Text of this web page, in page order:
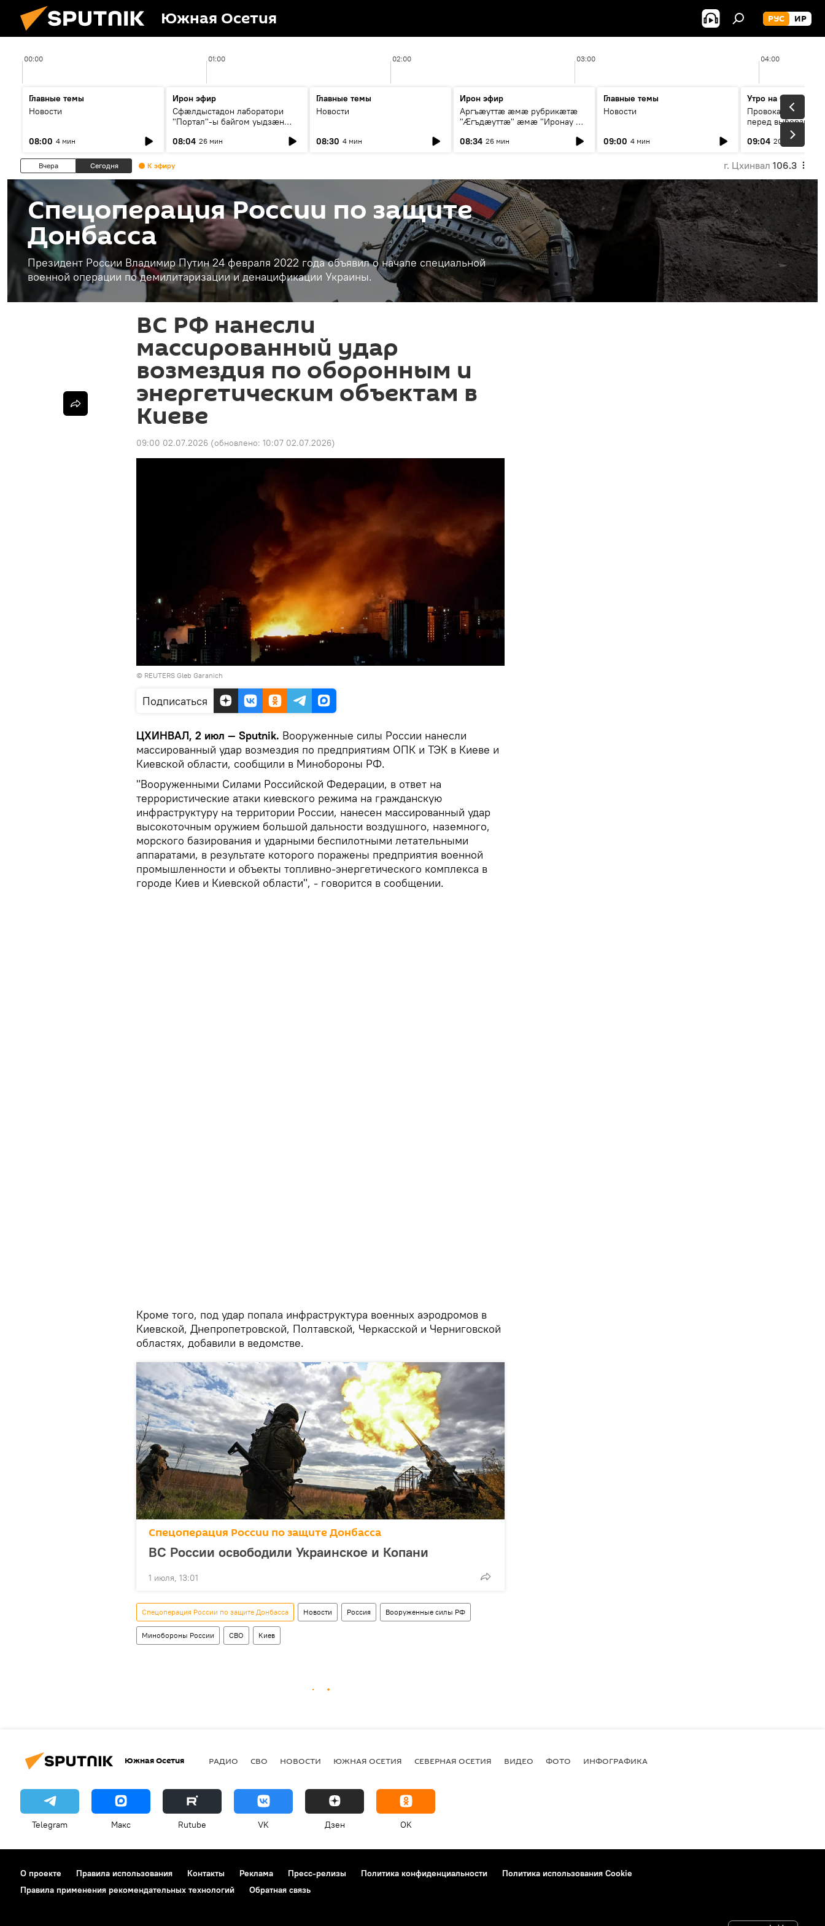
Южная Осетия РУС ИР
00:00 01:00 02:00 03:00 04:00
Главные темы
Новости
08:00 4 мин
Ирон эфир
Сфæлдыстадон лаборатори
"Портал"-ы байгом уыдзæн
Æхсары куыстыты равдыст
08:04 26 мин
Главные темы
Новости
08:30 4 мин
Ирон эфир
Аргъæуттæ æмæ рубрикæтæ
"Æгъдæуттæ" æмæ "Иронау æй
08:34 26 мин
Главные темы
Новости
09:00 4 мин
Утро на Спутнике
Провокации со
перед выборами в
09:04 20 мин
Вчера Сегодня К эфиру г. Цхинвал 106.3
Спецоперация России по защите
Донбасса
Президент России Владимир Путин 24 февраля 2022 года объявил о начале специальной
военной операции по демилитаризации и денацификации Украины.
ВС РФ нанесли
массированный удар
возмездия по оборонным и
энергетическим объектам в
Киеве
09:00 02.07.2026 (обновлено: 10:07 02.07.2026)
© REUTERS Gleb Garanich
Подписаться
ЦХИНВАЛ, 2 июл — Sputnik. Вооруженные силы России нанесли
массированный удар возмездия по предприятиям ОПК и ТЭК в Киеве и
Киевской области, сообщили в Минобороны РФ.
"Вооруженными Силами Российской Федерации, в ответ на
террористические атаки киевского режима на гражданскую
инфраструктуру на территории России, нанесен массированный удар
высокоточным оружием большой дальности воздушного, наземного,
морского базирования и ударными беспилотными летательными
аппаратами, в результате которого поражены предприятия военной
промышленности и объекты топливно-энергетического комплекса в
городе Киев и Киевской области", - говорится в сообщении.
Кроме того, под удар попала инфраструктура военных аэродромов в
Киевской, Днепропетровской, Полтавской, Черкасской и Черниговской
областях, добавили в ведомстве.
Спецоперация России по защите Донбасса
ВС России освободили Украинское и Копани
1 июля, 13:01
Спецоперация России по защите Донбасса Новости Россия Вооруженные силы РФ
Минобороны России СВО Киев
Южная Осетия РАДИО СВО НОВОСТИ ЮЖНАЯ ОСЕТИЯ СЕВЕРНАЯ ОСЕТИЯ ВИДЕО ФОТО ИНФОГРАФИКА
Telegram Макс Rutube VK Дзен OK
О проекте Правила использования Контакты Реклама Пресс-релизы Политика конфиденциальности
Политика использования Cookie
Правила применения рекомендательных технологий
Обратная связь